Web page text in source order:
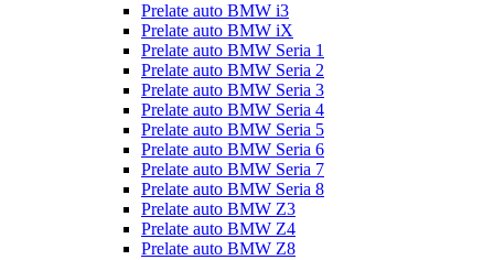
Prelate auto BMW i3
Prelate auto BMW iX
Prelate auto BMW Seria 1
Prelate auto BMW Seria 2
Prelate auto BMW Seria 3
Prelate auto BMW Seria 4
Prelate auto BMW Seria 5
Prelate auto BMW Seria 6
Prelate auto BMW Seria 7
Prelate auto BMW Seria 8
Prelate auto BMW Z3
Prelate auto BMW Z4
Prelate auto BMW Z8